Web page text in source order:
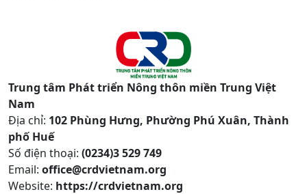
Trung tâm Phát triển Nông thôn miền Trung Việt
Nam
Địa chỉ: 102 Phùng Hưng, Phường Phú Xuân, Thành
phố Huế
Số điện thoại: (0234)3 529 749
Email: office@crdvietnam.org
Website: https://crdvietnam.org